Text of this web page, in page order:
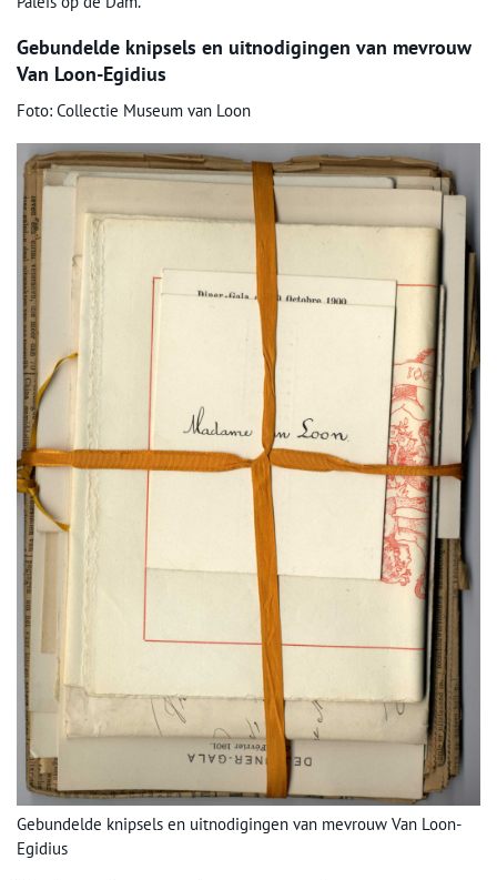
Gebundelde knipsels en uitnodigingen van mevrouw
Van Loon-Egidius
Foto: Collectie Museum van Loon
Gebundelde knipsels en uitnodigingen van mevrouw Van Loon-
Egidius